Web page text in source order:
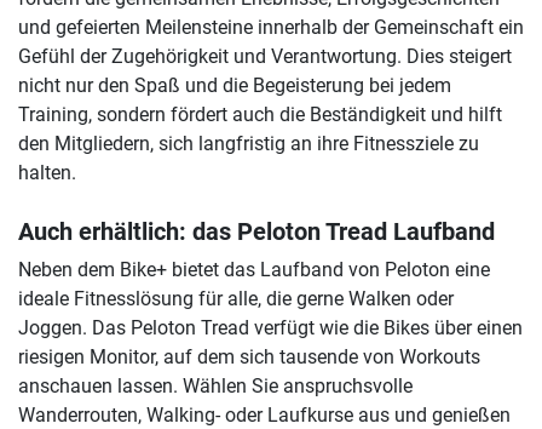
und gefeierten Meilensteine innerhalb der Gemeinschaft ein
Gefühl der Zugehörigkeit und Verantwortung. Dies steigert
nicht nur den Spaß und die Begeisterung bei jedem
Training, sondern fördert auch die Beständigkeit und hilft
den Mitgliedern, sich langfristig an ihre Fitnessziele zu
halten.
Auch erhältlich: das Peloton Tread Laufband
Neben dem Bike+ bietet das Laufband von Peloton eine
ideale Fitnesslösung für alle, die gerne Walken oder
Joggen. Das Peloton Tread verfügt wie die Bikes über einen
riesigen Monitor, auf dem sich tausende von Workouts
anschauen lassen. Wählen Sie anspruchsvolle
Wanderrouten, Walking- oder Laufkurse aus und genießen